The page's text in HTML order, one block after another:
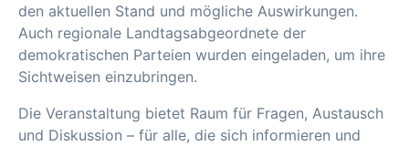
den aktuellen Stand und mögliche Auswirkungen.
Auch regionale Landtagsabgeordnete der
demokratischen Parteien wurden eingeladen, um ihre
Sichtweisen einzubringen.
Die Veranstaltung bietet Raum für Fragen, Austausch
und Diskussion – für alle, die sich informieren und